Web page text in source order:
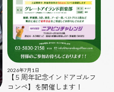
2026年7月1日
【５周年記念インドアゴルフ
コンペ】を開催します！